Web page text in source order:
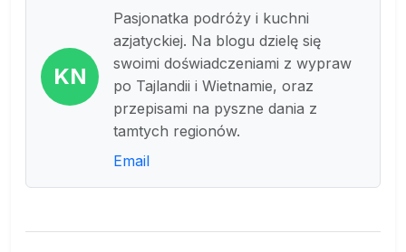
KN
Pasjonatka podróży i kuchni
azjatyckiej. Na blogu dzielę się
swoimi doświadczeniami z wypraw
po Tajlandii i Wietnamie, oraz
przepisami na pyszne dania z
tamtych regionów.
Email